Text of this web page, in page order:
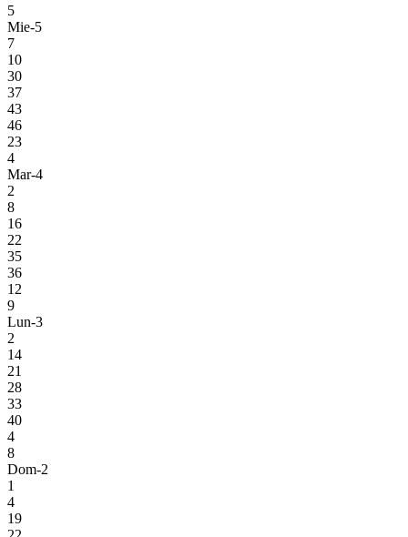
5
Mie-5
7
10
30
37
43
46
23
4
Mar-4
2
8
16
22
35
36
12
9
Lun-3
2
14
21
28
33
40
4
8
Dom-2
1
4
19